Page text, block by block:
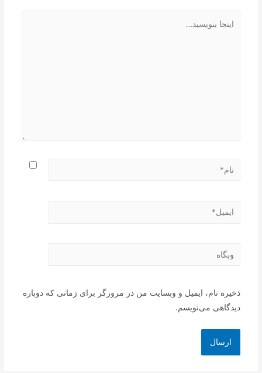
بنویسید…
نام*
ایمیل*
وبگاه
ذخیره نام، ایمیل و وبسایت من در مرورگر برای زمانی که دوباره
دیدگاهی می‌نویسم.